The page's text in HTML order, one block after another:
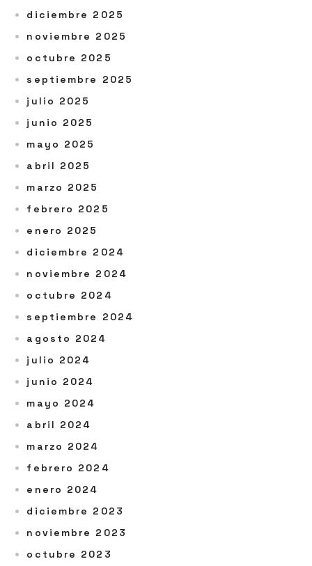
diciembre 2025
noviembre 2025
octubre 2025
septiembre 2025
julio 2025
junio 2025
mayo 2025
abril 2025
marzo 2025
febrero 2025
enero 2025
diciembre 2024
noviembre 2024
octubre 2024
septiembre 2024
agosto 2024
julio 2024
junio 2024
mayo 2024
abril 2024
marzo 2024
febrero 2024
enero 2024
diciembre 2023
noviembre 2023
octubre 2023